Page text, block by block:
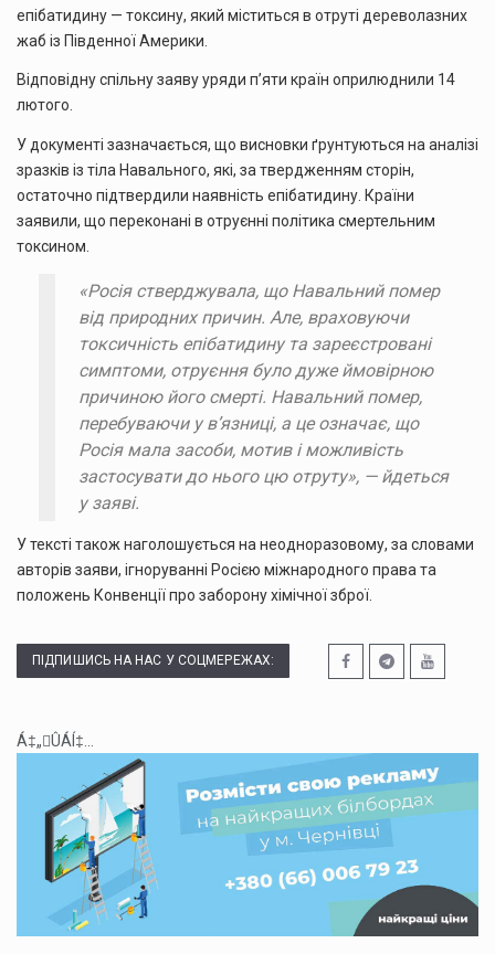
епібатидину — токсину, який міститься в отруті дереволазних
жаб із Південної Америки.
Відповідну спільну заяву уряди п’яти країн оприлюднили 14
лютого.
У документі зазначається, що висновки ґрунтуються на аналізі
зразків із тіла Навального, які, за твердженням сторін,
остаточно підтвердили наявність епібатидину. Країни
заявили, що переконані в отруєнні політика смертельним
токсином.
«Росія стверджувала, що Навальний помер
від природних причин. Але, враховуючи
токсичність епібатидину та зареєстровані
симптоми, отруєння було дуже ймовірною
причиною його смерті. Навальний помер,
перебуваючи у в’язниці, а це означає, що
Росія мала засоби, мотив і можливість
застосувати до нього цю отруту», — йдеться
у заяві.
У тексті також наголошується на неодноразовому, за словами
авторів заяви, ігноруванні Росією міжнародного права та
положень Конвенції про заборону хімічної зброї.
ПІДПИШИСЬ НА НАС У СОЦМЕРЕЖАХ:
Á‡„ÛÁÍ‡...